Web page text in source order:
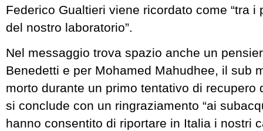
Federico Gualtieri viene ricordato come “tra i
del nostro laboratorio”.
Nel messaggio trova spazio anche un
Benedetti e per Mohamed Mahudhee, il sub
morto durante un primo tentativo di recupero
si conclude con un ringraziamento “ai
hanno consentito di riportare in Italia i nostri